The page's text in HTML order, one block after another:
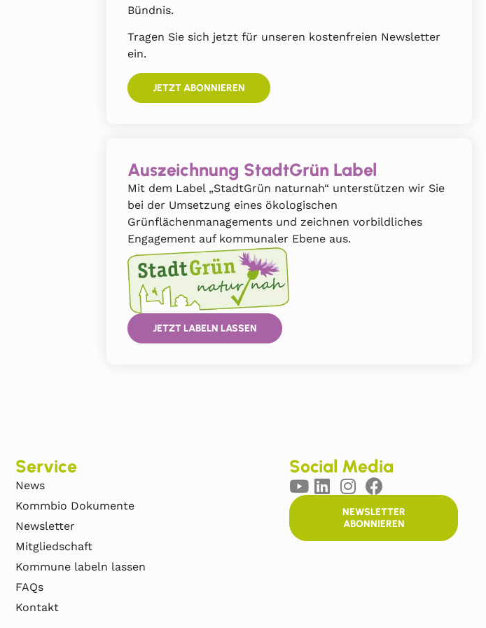
Bündnis.
Tragen Sie sich jetzt für unseren kostenfreien Newsletter
ein.
JETZT ABONNIEREN
Auszeichnung StadtGrün Label
Mit dem Label „StadtGrün naturnah“ unterstützen wir Sie
bei der Umsetzung eines ökologischen
Grünflächenmanagements und zeichnen vorbildliches
Engagement auf kommunaler Ebene aus.
JETZT LABELN LASSEN
Service
News
Kommbio Dokumente
Newsletter
Mitgliedschaft
Kommune labeln lassen
FAQs
Kontakt
Social Media
NEWSLETTER
ABONNIEREN